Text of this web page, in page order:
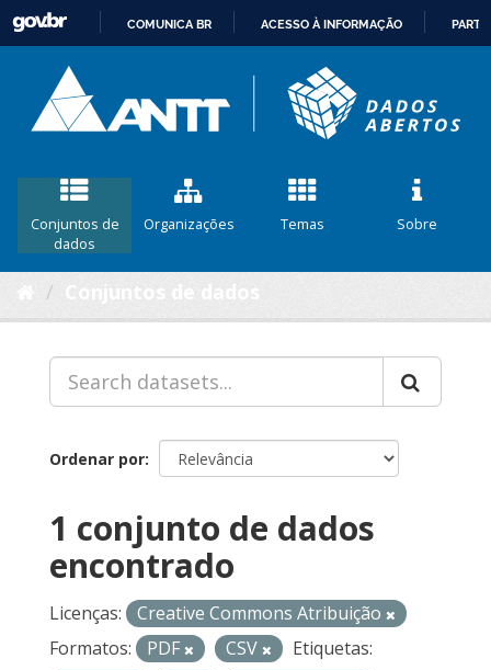
CONTEÚDO
COMUNICA BR ACESSO À INFORMAÇÃO
Conjuntos de
dados
Organizações Temas Sobre
Ordenar por
1 conjunto de dados
encontrado
Licenças:
Creative Commons Atribuição
Formatos:
PDF CSV
Etiquetas: